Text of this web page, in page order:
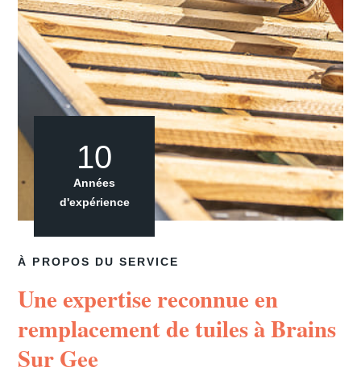
À PROPOS DU SERVICE
Une expertise reconnue en
remplacement de tuiles à Brains
Sur Gee
10
Années
d'expérience